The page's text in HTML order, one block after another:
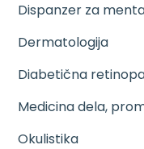
Dispanzer za
Dermatologija
Diabetična
Medicina dela,
Okulistika